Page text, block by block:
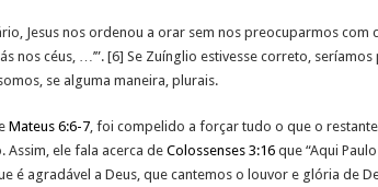
Jesus nos ordenou a orar sem nos preocuparmos
nos céus, …’”. [6] Se Zuínglio estivesse correto,
se alguma maneira, plurais.
Mateus 6:6-7, foi compelido a forçar tudo o que o
ele fala acerca de Colossenses 3:16que “Aqui
é agradável a Deus, que cantemos o louvor e glória de